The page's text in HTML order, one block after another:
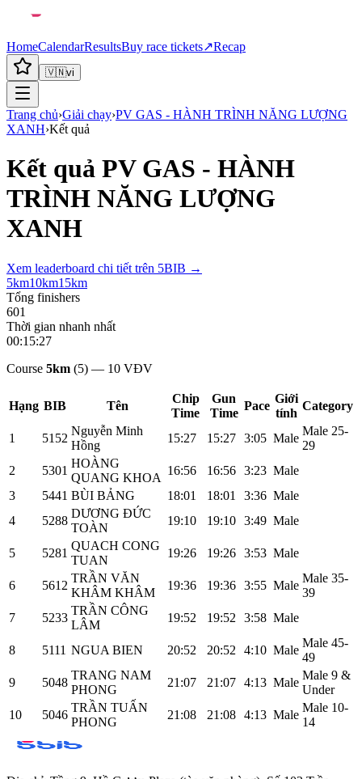
HomeCalendarResultsBuy race tickets↗Recap
🇻🇳vi
Trang chủ›Giải chạy›PV GAS - HÀNH TRÌNH NĂNG LƯỢNG
XANH›Kết quả
Kết quả PV GAS - HÀNH
TRÌNH NĂNG LƯỢNG
XANH
Xem leaderboard chi tiết trên 5BIB →
5km10km15km
Tổng finishers
601
Thời gian nhanh nhất
00:15:27
Course 5km (5) — 10 VĐV
Hạng BIB Tên
Chip
Time
Gun
Time
Pace
Giới
tính
Category
1 5152
Nguyễn Minh
Hồng
15:27 15:27 3:05 Male
Male 25-
29
2
5301
HOÀNG
QUANG KHOA
16:56 16:56 3:23 Male
3
5441 BÙI BẢNG 18:01 18:01 3:36 Male
4
5288
DƯƠNG ĐỨC
TOÀN
19:10 19:10 3:49 Male
5 5281
QUACH CONG
TUAN
19:26 19:26 3:53 Male
6 5612
TRẦN VĂN
KHÂM KHÂM
19:36 19:36 3:55 Male
Male 35-
39
7
5233
TRẦN CÔNG
LÂM
19:52 19:52 3:58 Male
8 5111 NGUA BIEN 20:52 20:52 4:10 Male
Male 45-
49
9
5048
TRANG NAM
PHONG
21:07 21:07 4:13 Male
Male 9 &
Under
10
5046
TRẦN TUẤN
PHONG
21:08 21:08 4:13 Male
Male 10-
14